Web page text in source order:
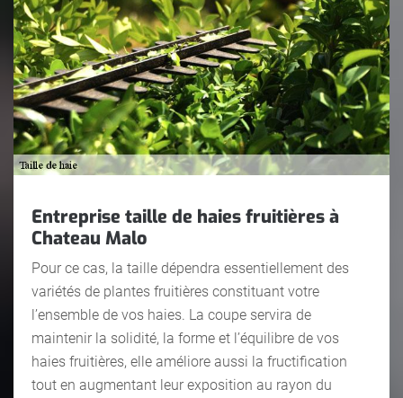
Entreprise taille de haies fruitières à
Chateau Malo
Pour ce cas, la taille dépendra essentiellement des
variétés de plantes fruitières constituant votre
l’ensemble de vos haies. La coupe servira de
maintenir la solidité, la forme et l’équilibre de vos
haies fruitières, elle améliore aussi la fructification
tout en augmentant leur exposition au rayon du